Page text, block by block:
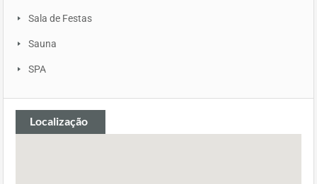
Sala de Festas
Sauna
SPA
Localização